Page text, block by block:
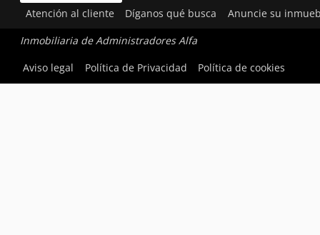
Atención al cliente Díganos qué busca Anuncie su
Inmobiliaria de Administradores Alfa
Aviso legal
Política de Privacidad Política de cookies